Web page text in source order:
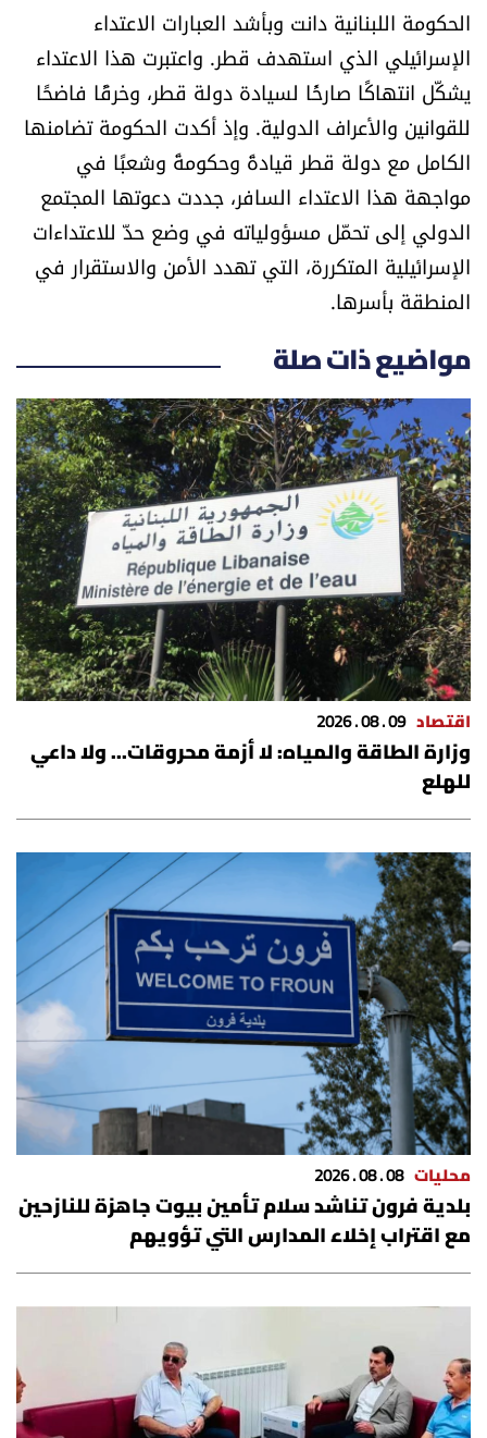
الحكومة اللبنانية دانت وبأشد العبارات الاعتداء
الإسرائيلي الذي استهدف قطر. واعتبرت هذا الاعتداء
يشكّل انتهاكًا صارخًا لسيادة دولة قطر، وخرقًا فاضحًا
للقوانين والأعراف الدولية. وإذ أكدت الحكومة تضامنها
الكامل مع دولة قطر قيادةً وحكومةً وشعبًا في
مواجهة هذا الاعتداء السافر، جددت دعوتها المجتمع
الدولي إلى تحمّل مسؤولياته في وضع حدّ للاعتداءات
الإسرائيلية المتكررة، التي تهدد الأمن والاستقرار في
المنطقة بأسرها.
مواضيع ذات صلة
اقتصاد 09 . 08 . 2026
وزارة الطاقة والمياه: لا أزمة محروقات... ولا داعي
للهلع
محليات 08 . 08 . 2026
بلدية فرون تناشد سلام تأمين بيوت جاهزة للنازحين
مع اقتراب إخلاء المدارس التي تؤويهم